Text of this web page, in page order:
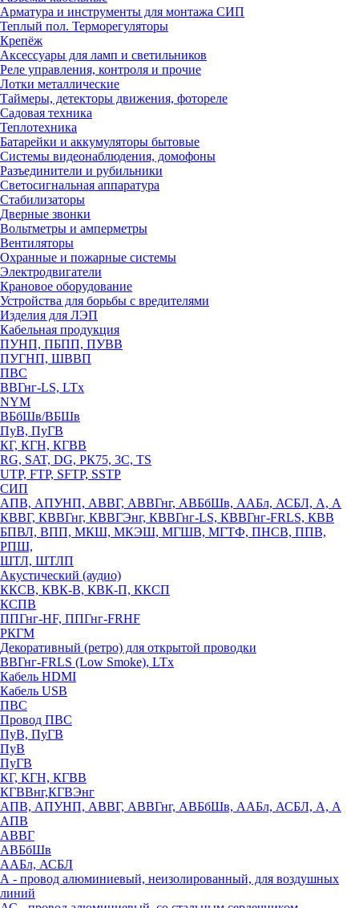
Арматура и инструменты для монтажа СИП
Теплый пол. Терморегуляторы
Крепёж
Аксессуары для ламп и светильников
Реле управления, контроля и прочие
Лотки металлические
Таймеры, детекторы движения, фотореле
Садовая техника
Теплотехника
Батарейки и аккумуляторы бытовые
Системы видеонаблюдения, домофоны
Разъединители и рубильники
Светосигнальная аппаратура
Стабилизаторы
Дверные звонки
Вольтметры и амперметры
Вентиляторы
Охранные и пожарные системы
Электродвигатели
Крановое оборудование
Устройства для борьбы с вредителями
Изделия для ЛЭП
Кабельная продукция
ПУНП, ПБПП, ПУВВ
ПУГНП, ШВВП
ПВС
ВВГнг-LS, LTx
NYM
ВБбШв/ВБШв
ПуВ, ПуГВ
КГ, КГН, КГВВ
RG, SAT, DG, РК75, 3С, TS
UTP, FTP, SFTP, SSTP
СИП
АПВ, АПУНП, АВВГ, АВВГнг, АВБбШв, ААБл, АСБЛ, А, А
КВВГ, КВВГнг, КВВГЭнг, КВВГнг-LS, КВВГнг-FRLS, КВВ
БПВЛ, ВПП, МКШ, МКЭШ, МГШВ, МГТФ, ПНСВ, ППВ,
РПШ,
ШТЛ, ШТЛП
Акустический (аудио)
ККСВ, КВК-В, КВК-П, ККСП
КСПВ
ППГнг-HF, ППГнг-FRHF
РКГМ
Декоративный (ретро) для открытой проводки
ВВГнг-FRLS (Low Smoke), LTx
Кабель HDMI
Кабель USB
ПВС
Провод ПВС
ПуВ, ПуГВ
ПуВ
ПуГВ
КГ, КГН, КГВВ
КГВВнг,КГВЭнг
АПВ, АПУНП, АВВГ, АВВГнг, АВБбШв, ААБл, АСБЛ, А, А
АПВ
АВВГ
АВБбШв
ААБл, АСБЛ
А - провод алюминиевый, неизолированный, для воздушных
линий